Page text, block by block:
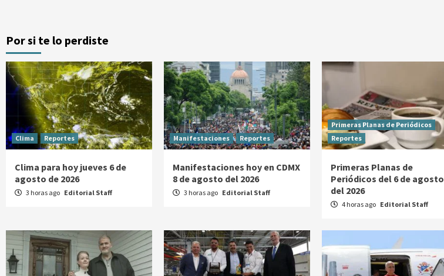
Por si te lo perdiste
Clima Reportes
Clima para hoy jueves 6 de
agosto de 2026
3 horas ago Editorial Staff
Manifestaciones Reportes
Manifestaciones hoy en CDMX
8 de agosto del 2026
3 horas ago Editorial Staff
Primeras Planas de Periódicos
Reportes
Primeras Planas de
Periódicos del 6 de agosto
del 2026
4 horas ago Editorial Staff